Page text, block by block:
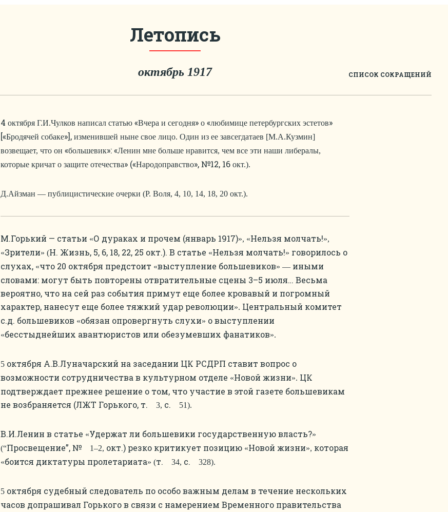
СПИСОК СОКРАЩЕНИЙ
Летопись
октябрь 1917
4 октября Г.И.Чулков написал статью «Вчера и сегодня» о «любимице петербургских эстетов»
[«Бродячей собаке»], изменившей ныне свое лицо. Один из ее завсегдатаев [М.А.Кузмин]
возвещает, что он «большевик»: «Ленин мне больше нравится, чем все эти наши либералы,
которые кричат о защите отечества» («Народоправство», №12, 16 окт.).
Д.Айзман — публицистические очерки (Р. Воля, 4, 10, 14, 18, 20 окт.).
М.Горький — статьи «О дураках и прочем (январь 1917)», «Нельзя молчать!»,
«Зрители» (Н. Жизнь, 5, 6, 18, 22, 25 окт.). В статье «Нельзя молчать!» говорилось о
слухах, «что 20 октября предстоит «выступление большевиков» — иными
словами: могут быть повторены отвратительные сцены 3–5 июля… Весьма
вероятно, что на сей раз события примут еще более кровавый и погромный
характер, нанесут еще более тяжкий удар революции». Центральный комитет
с.д. большевиков «обязан опровергнуть слухи» о выступлении
«бесстыднейших авантюристов или обезумевших фанатиков».
5 октября А.В.Луначарский на заседании ЦК РСДРП ставит вопрос о
возможности сотрудничества в культурном отделе «Новой жизни». ЦК
подтверждает прежнее решение о том, что участие в этой газете большевикам
не возбраняется (ЛЖТ Горького, т. 3, с. 51).
В.И.Ленин в статье «Удержат ли большевики государственную власть?»
(“Просвещение”, № 1–2, окт.) резко критикует позицию «Новой жизни», которая
«боится диктатуры пролетариата» (т. 34, с. 328).
5 октября судебный следователь по особо важным делам в течение нескольких
часов допрашивал Горького в связи с намерением Временного правительства